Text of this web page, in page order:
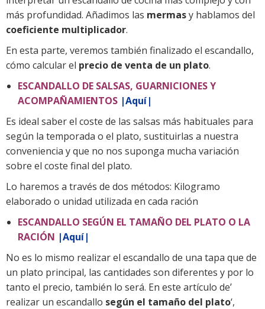
más profundidad. Añadimos las mermasy hablamos del
coeficiente multiplicador.
En esta parte, veremos también finalizado el escandallo,
cómo calcular el precio de venta de un plato.
ESCANDALLO DE SALSAS, GUARNICIONES Y
ACOMPAÑAMIENTOS |Aquí|
Es ideal saber el coste de las salsas más habituales para
según la temporada o el plato, sustituirlas a nuestra
conveniencia y que no nos suponga mucha variación
sobre el coste final del plato.
Lo haremos a través de dos métodos: Kilogramo
elaborado o unidad utilizada en cada ración
ESCANDALLO SEGÚN EL TAMAÑO DEL PLATO O LA
RACIÓN |Aquí|
No es lo mismo realizar el escandallo de una tapa que de
un plato principal, las cantidades son diferentes y por lo
tanto el precio, también lo será. En este artículo de’
realizar un escandallo según el tamaño del plato‘,